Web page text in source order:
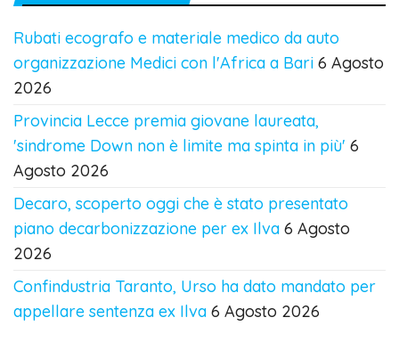
Rubati ecografo e materiale medico da auto
organizzazione Medici con l'Africa a Bari 6 Agosto
2026
Provincia Lecce premia giovane laureata,
'sindrome Down non è limite ma spinta in più' 6
Agosto 2026
Decaro, scoperto oggi che è stato presentato
piano decarbonizzazione per ex Ilva 6 Agosto
2026
Confindustria Taranto, Urso ha dato mandato per
appellare sentenza ex Ilva 6 Agosto 2026